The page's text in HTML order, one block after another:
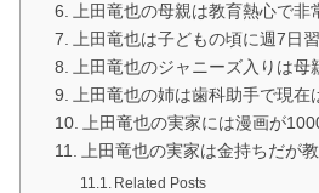
上田竜也の母親は教育熱心で非
上田竜也は子どもの頃に週7日
上田竜也のジャニーズ入りは母
上田竜也の姉は歯科助手で現在
上田竜也の実家には漫画が
上田竜也の実家は金持ちだが
Related Posts